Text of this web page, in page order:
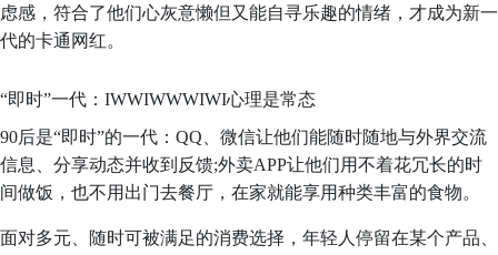
虑感，符合了他们心灰意懒但又能自寻乐趣的情绪，才成为新一
代的卡通网红。
“即时”一代：IWWIWWWIWI心理是常态
90后是“即时”的一代：QQ、微信让他们能随时随地与外界交流
信息、分享动态并收到反馈;外卖APP让他们用不着花冗长的时
间做饭，也不用出门去餐厅，在家就能享用种类丰富的食物。
面对多元、随时可被满足的消费选择，年轻人停留在某个产品、